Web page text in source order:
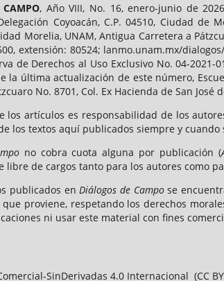
CAMPO, Año VIII, No. 16, enero-junio de
Coyoacán, C.P. 04510, Ciudad
Morelia, UNAM, Antigua Carretera a
extensión: 80524; lanmo.unam.mx/
de Derechos al Uso Exclusivo No. 04-
la última actualización de este número,
No. 8701, Col. Ex Hacienda de San
los artículos es responsabilidad de los
los textos aquí publicados siempre y
no cobra cuota alguna por publicación (
libre de cargos tanto para los autores como
publicados enDiálogos de Campose
proviene, respetando los derechos
ni usar este material con fines
SinDerivadas 4.0 Internacional (CC